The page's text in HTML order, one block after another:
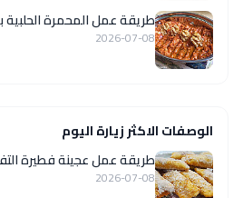
طريقة عمل المحمرة الحلبية
2026-07-08
الوصفات الاكثر زيارة اليوم
طريقة عمل عجينة فطيرة
2026-07-08